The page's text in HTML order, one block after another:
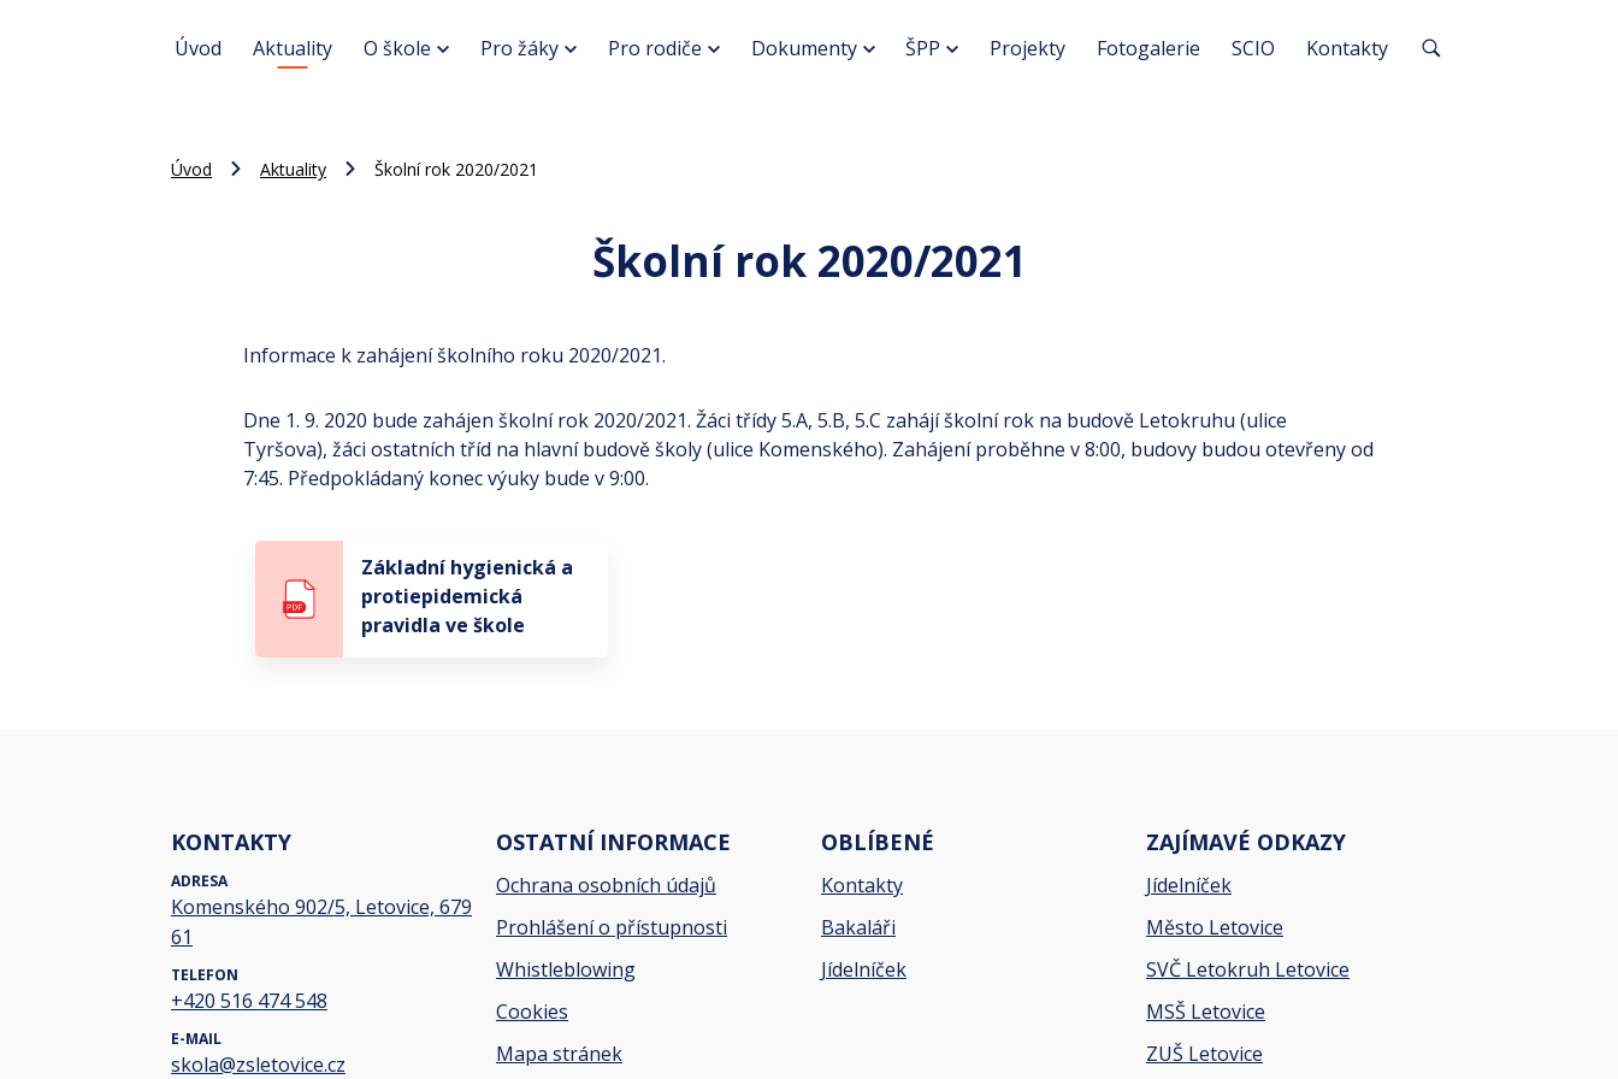
Úvod Aktuality O škole Pro žáky Pro rodiče Dokumenty ŠPP Projekty Fotogalerie SCIO Kontakty
Úvod Aktuality Školní rok 2020/2021
Školní rok 2020/2021
Informace k zahájení školního roku 2020/2021.
Dne 1. 9. 2020 bude zahájen školní rok 2020/2021. Žáci třídy 5.A, 5.B, 5.C zahájí školní rok na budově Letokruhu (ulice
Tyršova), žáci ostatních tříd na hlavní budově školy (ulice Komenského). Zahájení proběhne v 8:00, budovy budou otevřeny od
7:45. Předpokládaný konec výuky bude v 9:00.
Základní hygienická a
protiepidemická
pravidla ve škole
KONTAKTY
ADRESA
Komenského 902/5, Letovice, 679
61
TELEFON
+420 516 474 548
E-MAIL
skola@zsletovice.cz
OSTATNÍ INFORMACE
Ochrana osobních údajů
Prohlášení o přístupnosti
Whistleblowing
Cookies
Mapa stránek
OBLÍBENÉ
Kontakty
Bakaláři
Jídelníček
ZAJÍMAVÉ ODKAZY
Jídelníček
Město Letovice
SVČ Letokruh Letovice
MSŠ Letovice
ZUŠ Letovice